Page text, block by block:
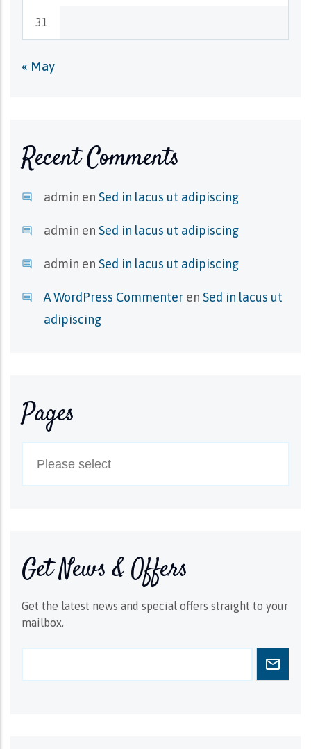
31
« May
Recent Comments
admin en Sed in lacus ut adipiscing
admin en Sed in lacus ut adipiscing
admin en Sed in lacus ut adipiscing
A WordPress Commenter en Sed in lacus ut
adipiscing
Pages
Get News & Offers
Get the latest news and special offers straight to your
mailbox.